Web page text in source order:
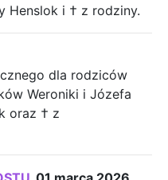
Henslok i † z rodziny.
dla rodziców
Weroniki i Józefa
oraz † z